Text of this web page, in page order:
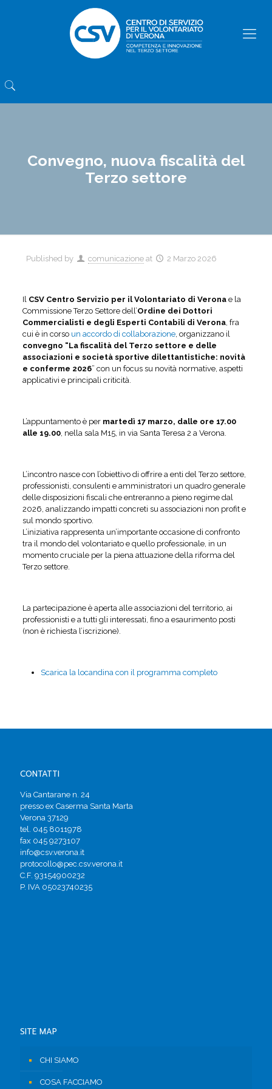
Convegno, nuova fiscalità del
Terzo settore
Published by comunicazione at 2 Marzo 2026
Il CSV Centro Servizio per il Volontariato di Veronae la
Commissione Terzo Settore dell’Ordine dei Dottori
Commercialisti e degli Esperti Contabili di Verona, fra
cui è in corso un accordo di collaborazione, organizzano il
convegno “La fiscalità del Terzo settore e delle
associazioni e società sportive dilettantistiche: novità
e conferme 2026” con un focus su novità normative, aspetti
applicativi e principali criticità.
L’appuntamento è per martedì 17 marzo, dalle ore 17.00
alle 19.00, nella sala M15, in via Santa Teresa 2 a Verona.
L’incontro nasce con l’obiettivo di offrire a enti del Terzo settore,
professionisti, consulenti e amministratori un quadro generale
delle disposizioni fiscali che entreranno a pieno regime dal
2026, analizzando impatti concreti su associazioni non profit e
sul mondo sportivo.
L’iniziativa rappresenta un’importante occasione di confronto
tra il mondo del volontariato e quello professionale, in un
momento cruciale per la piena attuazione della riforma del
Terzo settore.
La partecipazione è aperta alle associazioni del territorio, ai
professionisti e a tutti gli interessati, fino a esaurimento posti
(non è richiesta l’iscrizione).
Scarica la locandina con il programma completo
CONTATTI
Via Cantarane n. 24
presso ex Caserma Santa Marta
Verona 37129
tel. 045 8011978
fax 045 9273107
info@csv.verona.it
protocollo@pec.csv.verona.it
C.F. 93154900232
P. IVA 05023740235
SITE MAP
CHI SIAMO
COSA FACCIAMO